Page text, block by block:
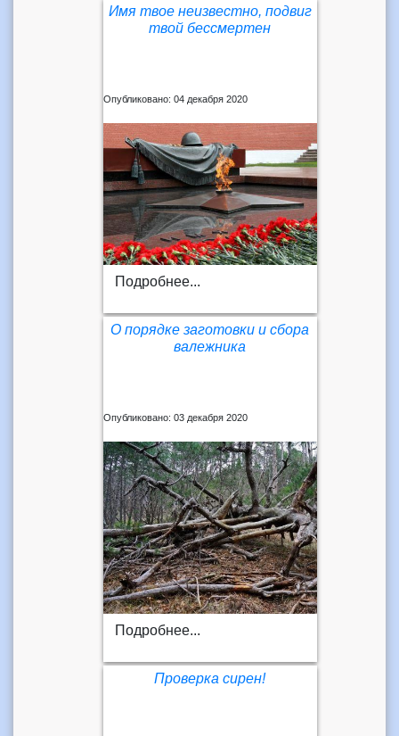
Имя твое неизвестно, подвиг
твой бессмертен
Опубликовано: 04 декабря 2020
Подробнее...
О порядке заготовки и сбора
валежника
Опубликовано: 03 декабря 2020
Подробнее...
Проверка сирен!